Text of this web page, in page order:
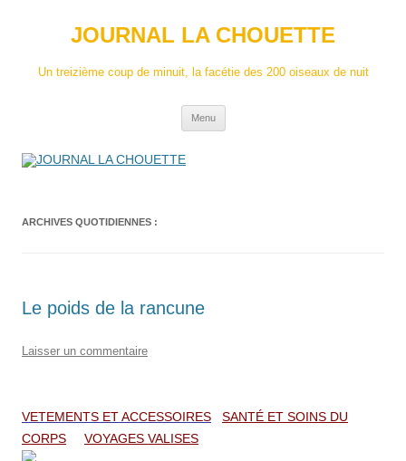
JOURNAL LA CHOUETTE
Un treizième coup de minuit, la facétie des 200 oiseaux de nuit
Menu
ARCHIVES QUOTIDIENNES :
Le poids de la rancune
Laisser un commentaire
VETEMENTS ET ACCESSOIRES
SANTÉ ET SOINS DU
CORPS
VOYAGES VALISES